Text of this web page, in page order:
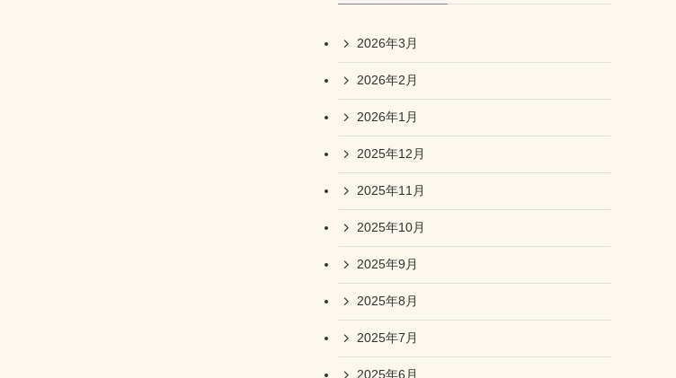
2026年3月
2026年2月
2026年1月
2025年12月
2025年11月
2025年10月
2025年9月
2025年8月
2025年7月
2025年6月